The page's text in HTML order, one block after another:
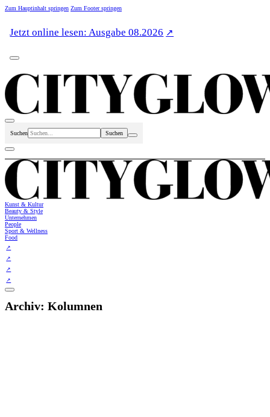
Zum Hauptinhalt springen Zum Footer springen
Jetzt online lesen: Ausgabe 08.2026
Suchen
Kunst & Kultur
Beauty & Style
Unternehmen
People
Sport & Wellness
Food
Archiv: Kolumnen